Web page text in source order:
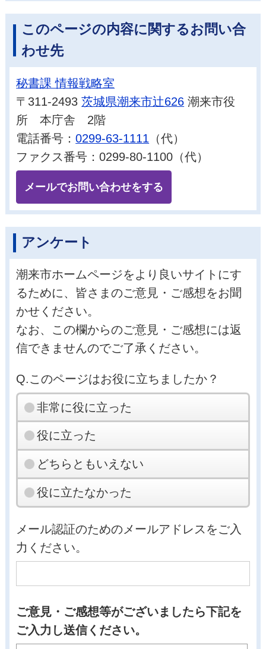
このページの内容に関するお問い合
わせ先
秘書課 情報戦略室
〒311-2493茨城県潮来市辻626 潮来市役
所 本庁舎 2階
電話番号：0299-63-1111 （代）
ファクス番号：0299-80-1100（代）
メールでお問い合わせをする
アンケート
潮来市ホームページをより良いサイトにす
るために、皆さまのご意見・ご感想をお聞
かせください。
なお、この欄からのご意見・ご感想には返
信できませんのでご了承ください。
Q.このページはお役に立ちましたか？
非常に役に立った
役に立った
どちらともいえない
役に立たなかった
メール認証のためのメールアドレスをご入
力ください。
ご意見・ご感想等がございましたら下記を
ご入力し送信ください。